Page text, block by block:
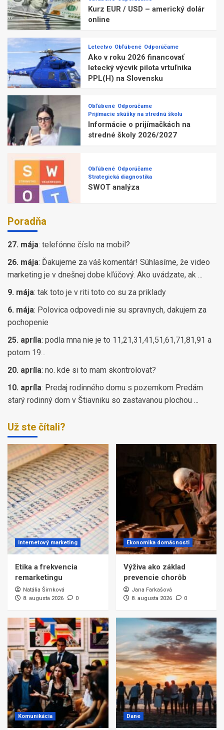
Kurz EUR / USD – americký dolár
online
Letectvo Obľúbené Odporúčame
Ako v roku 2026 financovať
letecký výcvik pilota vrtuľníka
PPL(H) na Slovensku
Obľúbené Odporúčame
Prijímacie skúšky na strednú školu
Informácie o prijímačkách na
stredné školy 2026/2027
Obľúbené Odporúčame
Strategická diagnostika
SWOT analýza
Poradňa
27. mája: telefónne číslo na mobil?
26. mája: Ďakujeme za váš komentár! Súhlasíme, že video
marketing je v dnešnej dobe kľúčový. Ako uvádzate, ak ...
9. mája: tak toto je v riti toto co su za priklady
6. mája: Polovica odpovedi nie su spravnych, dakujem za
pochopenie
25. apríla: podla mna nie je to 11,21,31,41,51,61,71,81,91 a
potom 19...
20. apríla: no. kde si to mam skontrolovat?
10. apríla: Predaj rodinného domu s pozemkom Predám
starý rodinný dom v Štiavniku so zastavanou plochou ...
Už ste čítali?
Internetový marketing
Etika a frekvencia
remarketingu
Natália Šimková
8. augusta 2026
0
Ekonomika domácnosti
Výživa ako základ
prevencie chorôb
Jana Farkašová
8. augusta 2026
0
Komunikácia Dane